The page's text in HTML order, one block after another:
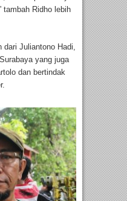
tambah Ridho lebih
dari Juliantono Hadi,
yang juga
dan bertindak